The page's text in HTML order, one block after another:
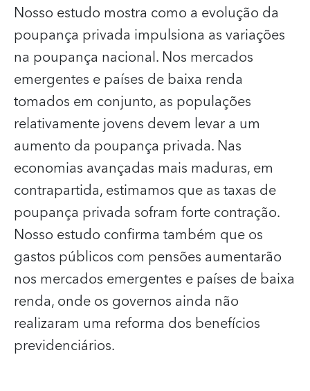
Nosso estudo mostra como a evolução da
poupança privada impulsiona as variações
na poupança nacional. Nos mercados
emergentes e países de baixa renda
tomados em conjunto, as populações
relativamente jovens devem levar a um
aumento da poupança privada. Nas
economias avançadas mais maduras, em
contrapartida, estimamos que as taxas de
poupança privada sofram forte contração.
Nosso estudo confirma também que os
gastos públicos com pensões aumentarão
nos mercados emergentes e países de baixa
renda, onde os governos ainda não
realizaram uma reforma dos benefícios
previdenciários.